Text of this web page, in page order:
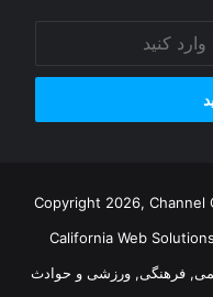
California Web
فرهنگی, ورزشی و حوادث